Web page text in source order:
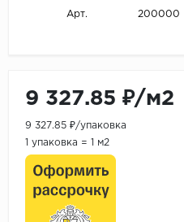
Арт. 200000
9 327.85 ₽/м2
9 327.85 ₽/упаковка
1 упаковка = 1 м2